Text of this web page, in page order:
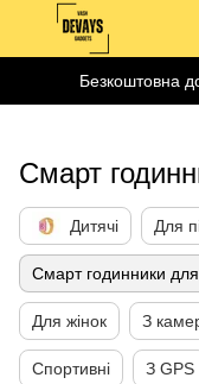
Безкоштовна
Смарт
Дитячі Для
Смарт годинники
Для жінок З
Спортивні З GPS